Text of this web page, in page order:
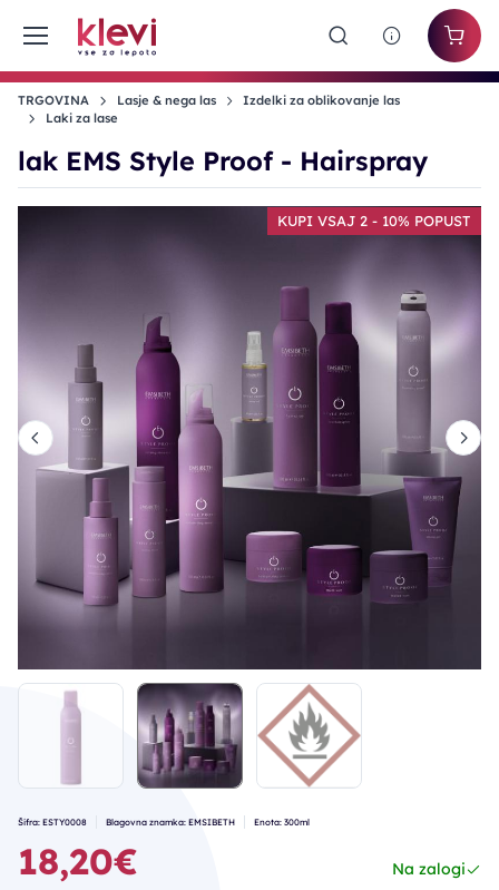
TRGOVINA Lasje & nega las
Izdelki za oblikovanje las
Laki za lase
lak EMS Style Proof - Hairspray
KUPI VSAJ 2 - 10% POPUST
Šifra: ESTY0008 Blagovna znamka: EMSIBETH Enota: 300ml
18,20€ Na zalogi